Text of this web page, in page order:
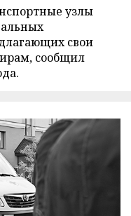
узлы
свои
сообщил